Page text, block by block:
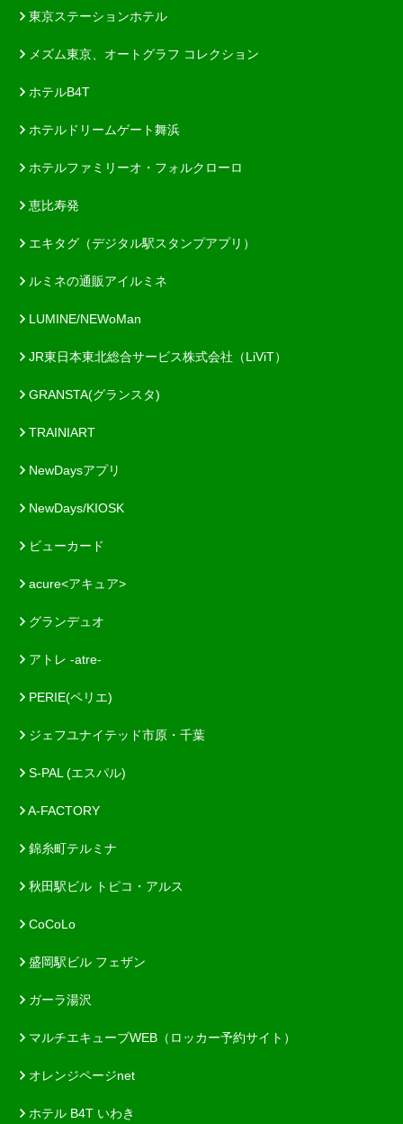
東京ステーションホテル
メズム東京、オートグラフ コレクション
ホテルB4T
ホテルドリームゲート舞浜
ホテルファミリーオ・フォルクローロ
恵比寿発
エキタグ（デジタル駅スタンプアプリ）
ルミネの通販アイルミネ
LUMINE/NEWoMan
JR東日本東北総合サービス株式会社（LiViT）
GRANSTA(グランスタ)
TRAINIART
NewDaysアプリ
NewDays/KIOSK
ビューカード
acure<アキュア>
グランデュオ
アトレ -atre-
PERIE(ペリエ)
ジェフユナイテッド市原・千葉
S-PAL (エスパル)
A-FACTORY
錦糸町テルミナ
秋田駅ビル トピコ・アルス
CoCoLo
盛岡駅ビル フェザン
ガーラ湯沢
マルチエキューブWEB（ロッカー予約サイト）
オレンジページnet
ホテル B4T いわき